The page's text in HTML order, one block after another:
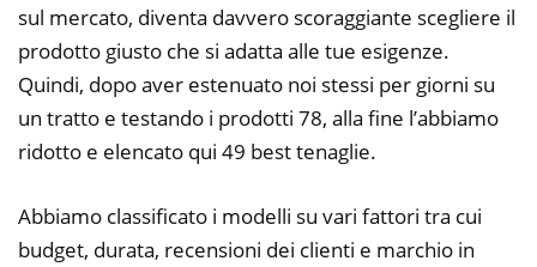
sul mercato, diventa davvero scoraggiante scegliere il
prodotto giusto che si adatta alle tue esigenze.
Quindi, dopo aver estenuato noi stessi per giorni su
un tratto e testando i prodotti 78, alla fine l’abbiamo
ridotto e elencato qui 49 best tenaglie.
Abbiamo classificato i modelli su vari fattori tra cui
budget, durata, recensioni dei clienti e marchio in